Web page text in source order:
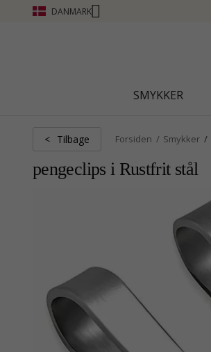
DANMARK
SMYKKER
< Tilbage Forsiden Smykker
pengeclips i Rustfrit stål